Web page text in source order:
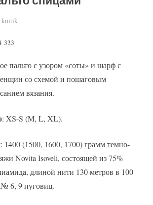
By
knitik
333
пальто с узором «соты» и шарф с
со схемой и пошаговым
вязания.
: XS-S (M, L, XL).
1400 (1500, 1600, 1700) грамм темно-
Novita Isoveli, состоящей из 75%
длиной нити 130 метров в 100
6, 9 пуговиц.